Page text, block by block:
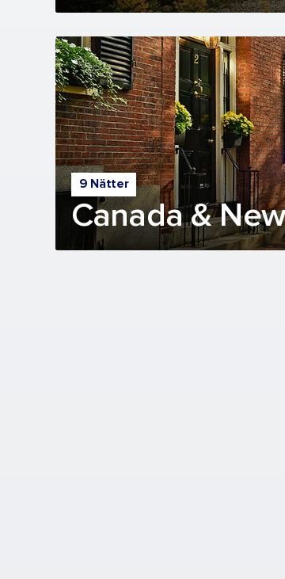
9 Nätter
Canada &